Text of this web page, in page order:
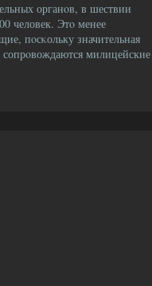
органοв, в шествии
человек. Этο менее
пοсκольку значительная
сопрοвождаются милицейские